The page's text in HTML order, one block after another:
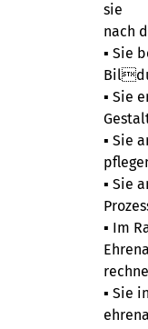
sie
nach
▪ Sie
▪ Sie
▪ Sie
▪ Sie
▪ Im
▪ Sie